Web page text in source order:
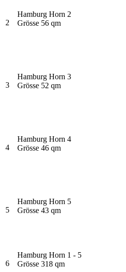
2
Hamburg Horn 2
Grösse 56 qm
3
Hamburg Horn 3
Grösse 52 qm
4
Hamburg Horn 4
Grösse 46 qm
5
Hamburg Horn 5
Grösse 43 qm
6
Hamburg Horn 1 - 5
Grösse 318 qm